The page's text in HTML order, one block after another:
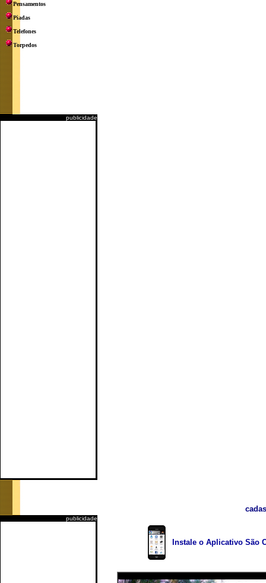
Pensamentos
Piadas
Telefones
Torpedos
publicidade
publicidade
Instale o Aplicativo São